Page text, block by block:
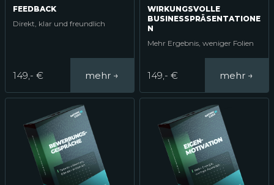
FEEDBACK
Direkt, klar und freundlich
149,- €
WIRKUNGSVOLLE
BUSINESSPRÄSENTATIONE
N
Mehr Ergebnis, weniger Folien
149,- €